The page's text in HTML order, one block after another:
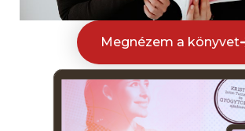
Megnézem a könyvet